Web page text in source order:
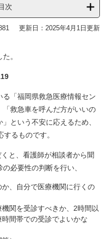
次
更新日：2025年4月1日更新
。
「福岡県救急医療情報セン
「救急車を呼んだ方がいいの
という不安に応えるため、
るものです。
と、看護師が相談者から聞
必要性の判断を行い、
、自分で医療機関に行くの
関を受診すべきか、2時間以
間帯での受診でよいかな